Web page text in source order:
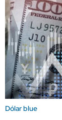
Dólar blue